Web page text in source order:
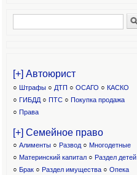
Форма поиска
[+] Автоюрист
○ Штрафы ○ ДТП ○ ОСАГО ○ КАСКО
○ ГИБДД ○ ПТС ○ Покупка продажа
○ Права
[+] Семейное право
○ Алименты ○ Развод ○ Многодетные
○ Материнский капитал○ Раздел детей
○ Брак ○ Раздел имущества ○ Опека